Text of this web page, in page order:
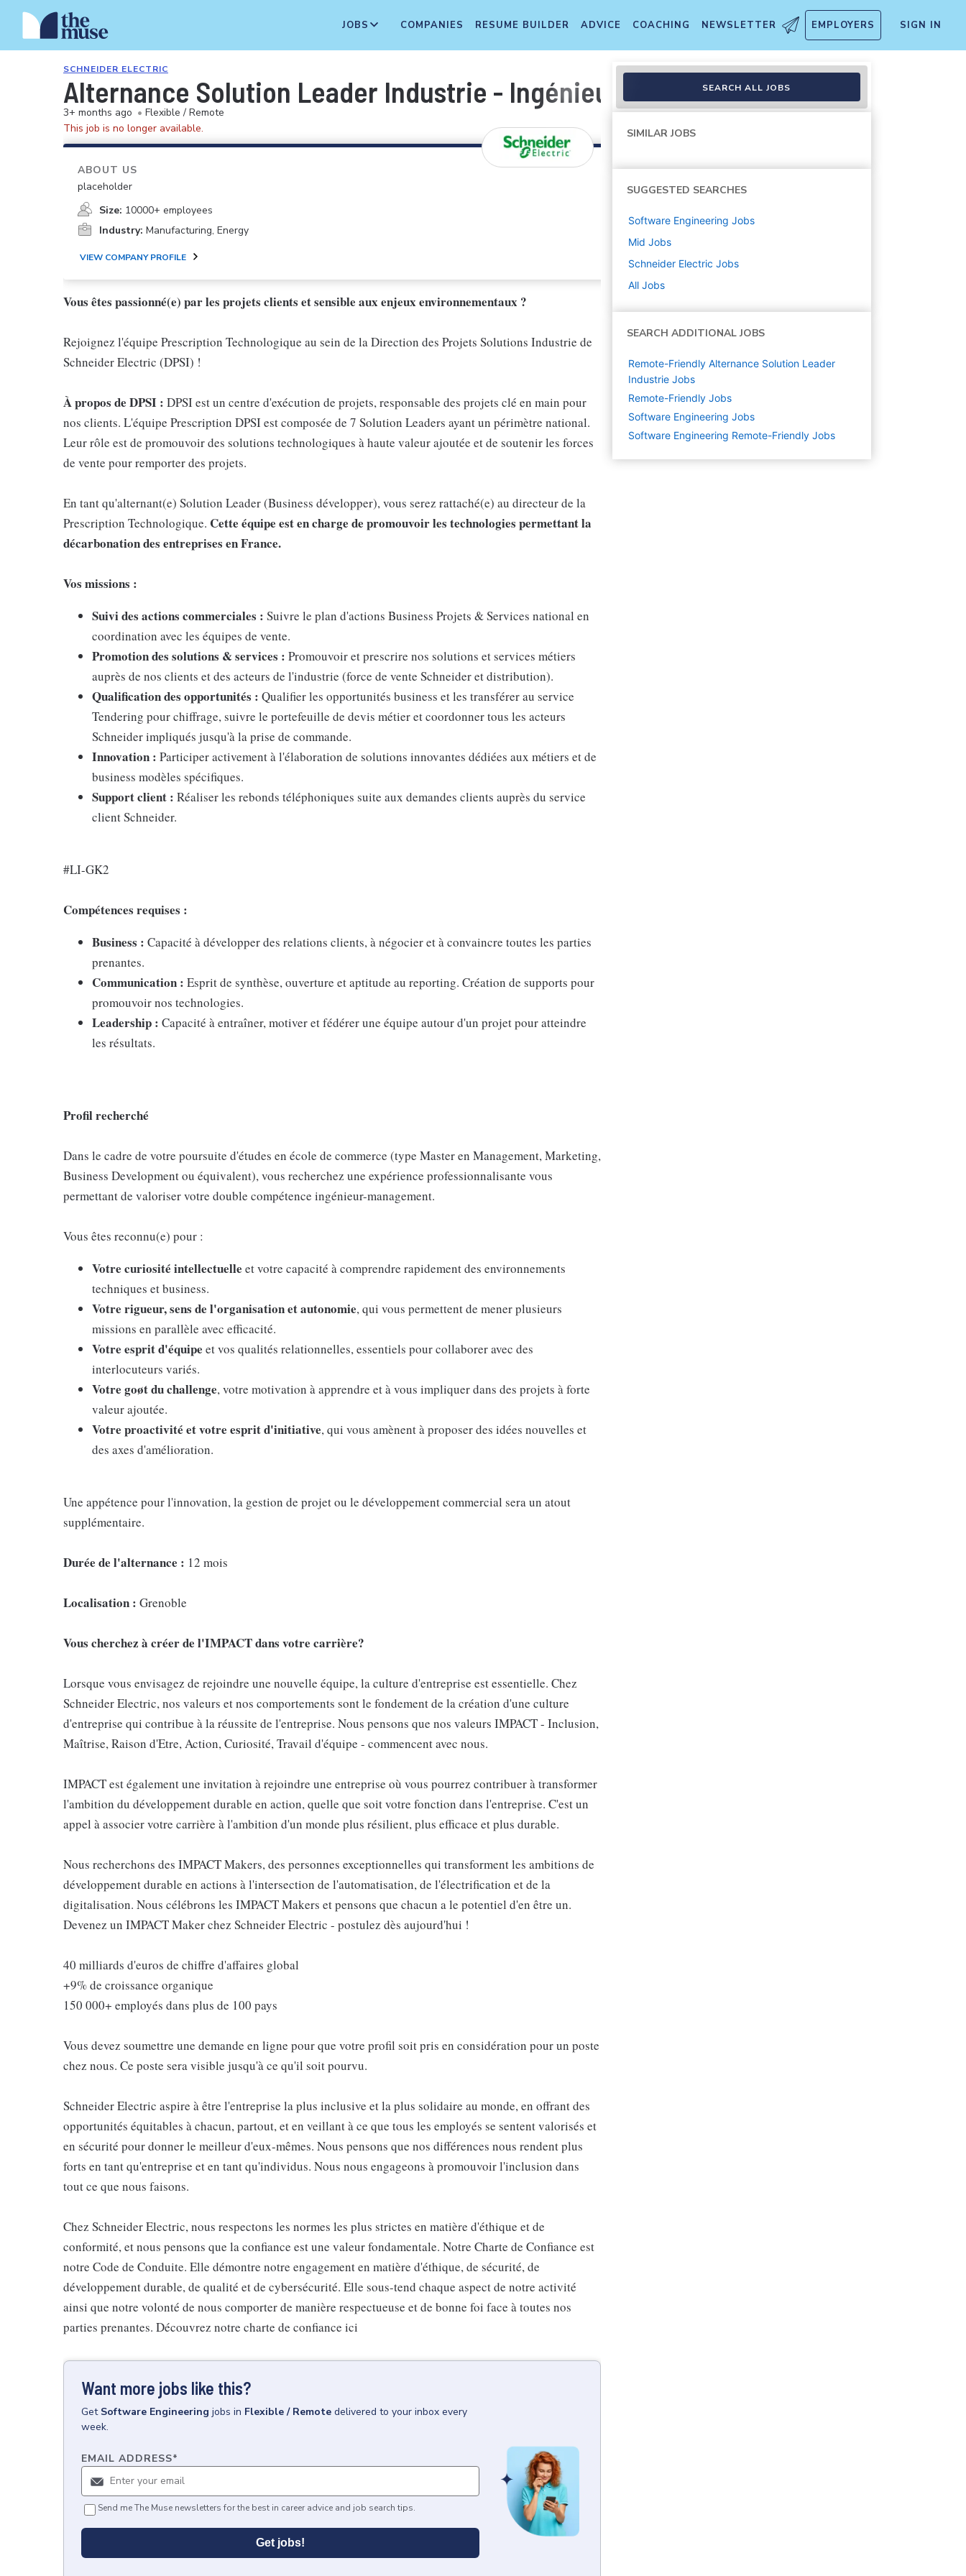
JOBS COMPANIES RESUME BUILDER ADVICE COACHING NEWSLETTER EMPLOYERS SIGN IN
SCHNEIDER ELECTRIC
Alternance Solution Leader Industrie - Ingénieur/Ecole de commerce - F/H -
3+ months ago • Flexible / Remote
This job is no longer available.
ABOUT US
placeholder
Size: 10000+ employees
Industry: Manufacturing, Energy
VIEW COMPANY PROFILE
Vous êtes passionné(e) par les projets clients et sensible aux enjeux environnementaux ?
Rejoignez l'équipe Prescription Technologique au sein de la Direction des Projets Solutions Industrie de
Schneider Electric (DPSI) !
À propos de DPSI : DPSI est un centre d'exécution de projets, responsable des projets clé en main pour
nos clients. L'équipe Prescription DPSI est composée de 7 Solution Leaders ayant un périmètre national.
Leur rôle est de promouvoir des solutions technologiques à haute valeur ajoutée et de soutenir les forces
de vente pour remporter des projets.
En tant qu'alternant(e) Solution Leader (Business développer), vous serez rattaché(e) au directeur de la
Prescription Technologique. Cette équipe est en charge de promouvoir les technologies permettant la
décarbonation des entreprises en France.
Vos missions :
Suivi des actions commerciales : Suivre le plan d'actions Business Projets & Services national en
coordination avec les équipes de vente.
Promotion des solutions & services : Promouvoir et prescrire nos solutions et services métiers
auprès de nos clients et des acteurs de l'industrie (force de vente Schneider et distribution).
Qualification des opportunités : Qualifier les opportunités business et les transférer au service
Tendering pour chiffrage, suivre le portefeuille de devis métier et coordonner tous les acteurs
Schneider impliqués jusqu'à la prise de commande.
Innovation : Participer activement à l'élaboration de solutions innovantes dédiées aux métiers et de
business modèles spécifiques.
Support client : Réaliser les rebonds téléphoniques suite aux demandes clients auprès du service
client Schneider.
#LI-GK2
Compétences requises :
Business : Capacité à développer des relations clients, à négocier et à convaincre toutes les parties
prenantes.
Communication : Esprit de synthèse, ouverture et aptitude au reporting. Création de supports pour
promouvoir nos technologies.
Leadership : Capacité à entraîner, motiver et fédérer une équipe autour d'un projet pour atteindre
les résultats.
Profil recherché
Dans le cadre de votre poursuite d'études en école de commerce (type Master en Management, Marketing,
Business Development ou équivalent), vous recherchez une expérience professionnalisante vous
permettant de valoriser votre double compétence ingénieur-management.
Vous êtes reconnu(e) pour :
Votre curiosité intellectuelle et votre capacité à comprendre rapidement des environnements
techniques et business.
Votre rigueur, sens de l'organisation et autonomie, qui vous permettent de mener plusieurs
missions en parallèle avec efficacité.
Votre esprit d'équipe et vos qualités relationnelles, essentiels pour collaborer avec des
interlocuteurs variés.
Votre goøt du challenge, votre motivation à apprendre et à vous impliquer dans des projets à forte
valeur ajoutée.
Votre proactivité et votre esprit d'initiative, qui vous amènent à proposer des idées nouvelles et
des axes d'amélioration.
Une appétence pour l'innovation, la gestion de projet ou le développement commercial sera un atout
supplémentaire.
Durée de l'alternance : 12 mois
Localisation : Grenoble
Vous cherchez à créer de l'IMPACT dans votre carrière?
Lorsque vous envisagez de rejoindre une nouvelle équipe, la culture d'entreprise est essentielle. Chez
Schneider Electric, nos valeurs et nos comportements sont le fondement de la création d'une culture
d'entreprise qui contribue à la réussite de l'entreprise. Nous pensons que nos valeurs IMPACT - Inclusion,
Maîtrise, Raison d'Etre, Action, Curiosité, Travail d'équipe - commencent avec nous.
IMPACT est également une invitation à rejoindre une entreprise où vous pourrez contribuer à transformer
l'ambition du développement durable en action, quelle que soit votre fonction dans l'entreprise. C'est un
appel à associer votre carrière à l'ambition d'un monde plus résilient, plus efficace et plus durable.
Nous recherchons des IMPACT Makers, des personnes exceptionnelles qui transforment les ambitions de
développement durable en actions à l'intersection de l'automatisation, de l'électrification et de la
digitalisation. Nous célébrons les IMPACT Makers et pensons que chacun a le potentiel d'en être un.
Devenez un IMPACT Maker chez Schneider Electric - postulez dès aujourd'hui !
40 milliards d'euros de chiffre d'affaires global
+9% de croissance organique
150 000+ employés dans plus de 100 pays
Vous devez soumettre une demande en ligne pour que votre profil soit pris en considération pour un poste
chez nous. Ce poste sera visible jusqu'à ce qu'il soit pourvu.
Schneider Electric aspire à être l'entreprise la plus inclusive et la plus solidaire au monde, en offrant des
opportunités équitables à chacun, partout, et en veillant à ce que tous les employés se sentent valorisés et
en sécurité pour donner le meilleur d'eux-mêmes. Nous pensons que nos différences nous rendent plus
forts en tant qu'entreprise et en tant qu'individus. Nous nous engageons à promouvoir l'inclusion dans
tout ce que nous faisons.
Chez Schneider Electric, nous respectons les normes les plus strictes en matière d'éthique et de
conformité, et nous pensons que la confiance est une valeur fondamentale. Notre Charte de Confiance est
notre Code de Conduite. Elle démontre notre engagement en matière d'éthique, de sécurité, de
développement durable, de qualité et de cybersécurité. Elle sous-tend chaque aspect de notre activité
ainsi que notre volonté de nous comporter de manière respectueuse et de bonne foi face à toutes nos
parties prenantes. Découvrez notre charte de confiance ici
Want more jobs like this?
Get Software Engineering jobs in Flexible / Remote delivered to your inbox every
week.
EMAIL ADDRESS*
Send me The Muse newsletters for the best in career advice and job search tips.
Get jobs!
SEARCH ALL JOBS
SIMILAR JOBS
SUGGESTED SEARCHES
Software Engineering Jobs
Mid Jobs
Schneider Electric Jobs
All Jobs
SEARCH ADDITIONAL JOBS
Remote-Friendly Alternance Solution Leader
Industrie Jobs
Remote-Friendly Jobs
Software Engineering Jobs
Software Engineering Remote-Friendly Jobs